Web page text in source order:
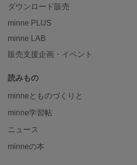
ダウンロード販売
minne PLUS
minne LAB
販売支援企画・イベント
読みもの
minneとものづくりと
minne学習帖
ニュース
minneの本